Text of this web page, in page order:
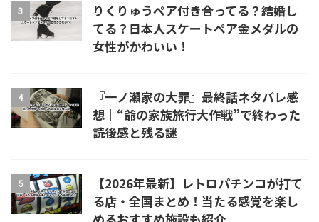
3
りくりゅうペア付き合ってる？結婚し
てる？日本人スケートペア金メダルの
女性がかわいい！
4
『一ノ瀬家の大罪』最終話ネタバレ感
想｜“爺の家族旅行大作戦”で終わった
読後感と残る謎
5
【2026年最新】レトロパチンコが打て
る店・全国まとめ！当たる感覚を楽し